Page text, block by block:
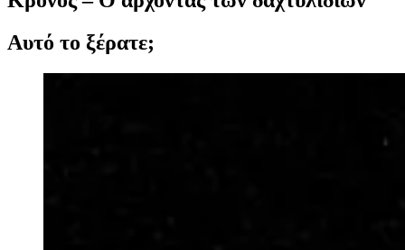
Αυτό το ξέρατε;